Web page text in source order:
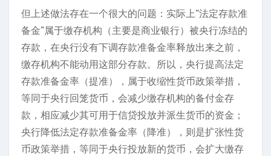
但上述做法存在一个很大的问题：实际上“法定存款准
备金”属于缴存机构（主要是商业银行）被央行冻结的
存款，在央行没有下调存款准备金率释放出来之前，
缴存机构不能动用这部分存款。所以，央行提高法定
存款准备金率（提准），属于收缩性货币政策举措，
等同于央行回笼货币，会减少缴存机构的备付金存
款，相应减少其可用于信贷投放并派生货币的资金；
央行降低法定存款准备金率（降准），则是扩张性货
币政策举措，等同于央行投放新的货币，会扩大缴存